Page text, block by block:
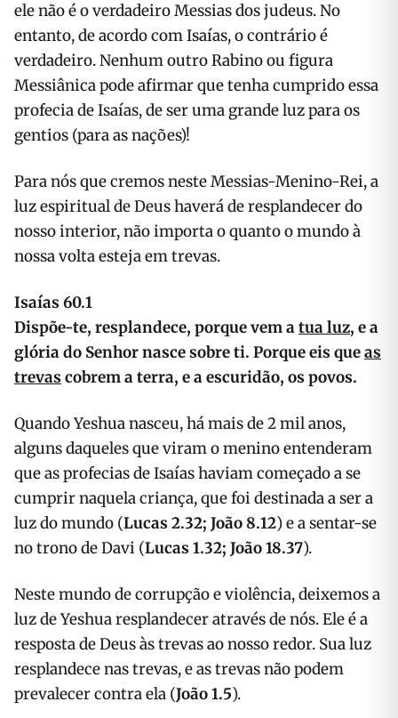
ele não é o verdadeiro Messias dos judeus. No
entanto, de acordo com Isaías, o contrário é
verdadeiro. Nenhum outro Rabino ou figura
Messiânica pode afirmar que tenha cumprido essa
profecia de Isaías, de ser uma grande luz para os
gentios (para as nações)!
Para nós que cremos neste Messias-Menino-Rei, a
luz espiritual de Deus haverá de resplandecer do
nosso interior, não importa o quanto o mundo à
nossa volta esteja em trevas.
Isaías 60.1
Dispõe-te, resplandece, porque vem atua luz, e a
glória do Senhor nasce sobre ti. Porque eis queas
trevas cobrem a terra, e a escuridão, os povos.
Quando Yeshua nasceu, há mais de 2 mil anos,
alguns daqueles que viram o menino entenderam
que as profecias de Isaías haviam começado a se
cumprir naquela criança, que foi destinada a ser a
luz do mundo (Lucas 2.32; João 8.12) e a sentar-se
no trono de Davi (Lucas 1.32; João 18.37).
Neste mundo de corrupção e violência, deixemos a
luz de Yeshua resplandecer através de nós. Ele é a
resposta de Deus às trevas ao nosso redor. Sua luz
resplandece nas trevas, e as trevas não podem
prevalecer contra ela (João 1.5).